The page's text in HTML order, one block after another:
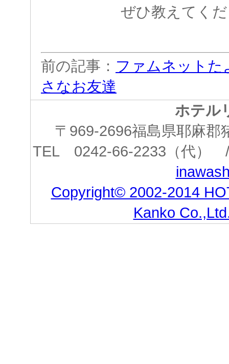
ぜひ教えてく
前の記事： ファムネットた
さなお友達
ホテル
〒969-2696福島県耶麻
TEL 0242-66-2233（代
Copyright© 2002-2014
Kanko